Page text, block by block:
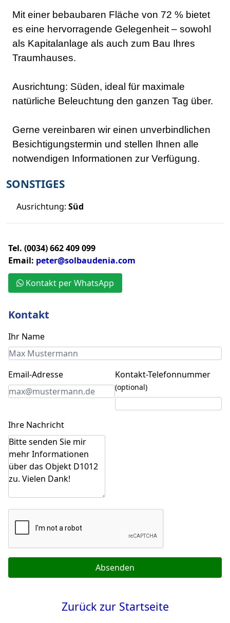
Mit einer bebaubaren Fläche von 72 % bietet
es eine hervorragende Gelegenheit – sowohl
als Kapitalanlage als auch zum Bau Ihres
Traumhauses.
Ausrichtung: Süden, ideal für maximale
natürliche Beleuchtung den ganzen Tag über.
Gerne vereinbaren wir einen unverbindlichen
Besichtigungstermin und stellen Ihnen alle
notwendigen Informationen zur Verfügung.
SONSTIGES
Ausrichtung: Süd
Tel. (0034) 662 409 099
Email: peter@solbaudenia.com
Kontakt per WhatsApp
Kontakt
Ihr Name
Email-Adresse Kontakt-Telefonnummer
(optional)
Ihre Nachricht
Absenden
Zurück zur Startseite